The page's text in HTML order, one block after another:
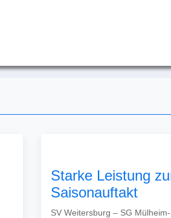
Starke Leistung
Saisonauftakt
SV Weitersburg – SG